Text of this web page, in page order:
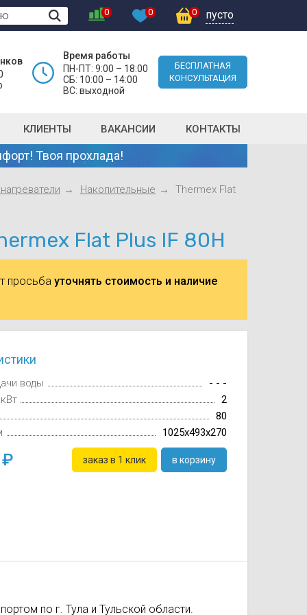
0 0 0 пусто
Время работы
ПН-ПТ: 9:00 – 18:00
СБ: 10:00 – 14:00
ВС: выходной
БЕСПЛАТНАЯ
КОНСУЛЬТАЦИЯ
КЛИЕНТЫ ВАКАНСИИ КОНТАКТЫ
Твоя прохлада!
Накопительные
Thermex Flat
Flat Plus IF 80H
просьба уточнять стоимость и наличие
воды
- - -
2
80
1025x493x270
заказ в 1 клик в корзину
по г. Тула и Тульской области.